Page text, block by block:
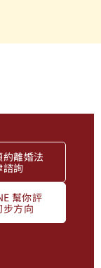
約離婚法
諮詢
幫你評
步方向